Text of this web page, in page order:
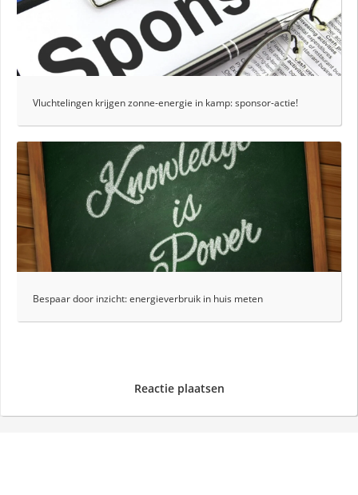
Vluchtelingen krijgen zonne-energie in kamp: sponsor-actie!
Bespaar door inzicht: energieverbruik in huis meten
Reactie plaatsen